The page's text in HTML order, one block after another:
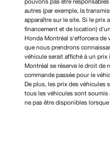
pouvons pas être
autres (par exemple, la
apparaître sur le site. Si le prix
financement et de location)
Honda Montréal s'efforcera de
que nous prendrons
véhicule serait affiché à un
Montréal se réserve le droit de
commande passée pour le
De plus, les prix des véhicules
tous les véhicules sont soumis
ne pas être disponibles